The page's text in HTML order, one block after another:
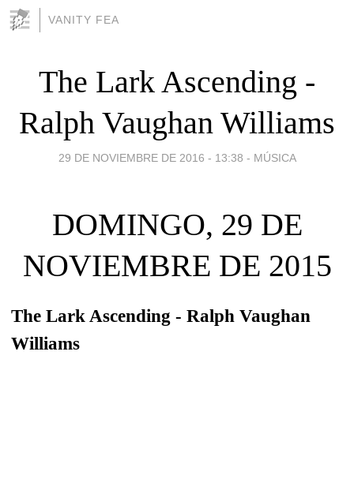
VANITY FEA
The Lark Ascending -
Ralph Vaughan Williams
29 DE NOVIEMBRE DE 2016 - 13:38 - MÚSICA
DOMINGO, 29 DE
NOVIEMBRE DE 2015
The Lark Ascending - Ralph Vaughan
Williams